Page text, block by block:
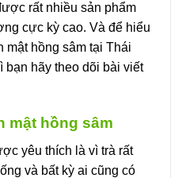
rất nhiều sản phẩm
cực kỳ cao. Và để hiểu
mật hồng sâm tại Thái
bạn hãy theo dõi bài viết
mật hồng sâm
yêu thích là vì trà rất
và bất kỳ ai cũng có